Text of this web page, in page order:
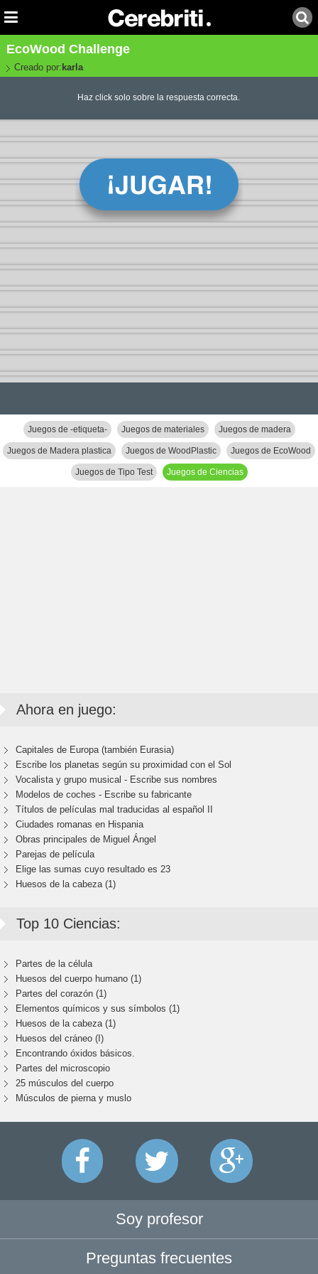
EcoWood Challenge
Creado por: karla
Haz click solo sobre la respuesta correcta.
Juegos de -etiqueta- Juegos de materiales Juegos de madera
Juegos de Madera plastica Juegos de WoodPlastic Juegos de EcoWood
Juegos de Tipo Test Juegos de Ciencias
Ahora en juego:
Capitales de Europa (también Eurasia)
Escribe los planetas según su proximidad con el Sol
Vocalista y grupo musical - Escribe sus nombres
Modelos de coches - Escribe su fabricante
Títulos de películas mal traducidas al español II
Ciudades romanas en Hispania
Obras principales de Miguel Ángel
Parejas de película
Elige las sumas cuyo resultado es 23
Huesos de la cabeza (1)
Top 10 Ciencias:
Partes de la célula
Huesos del cuerpo humano (1)
Partes del corazón (1)
Elementos químicos y sus símbolos (1)
Huesos de la cabeza (1)
Huesos del cráneo (I)
Encontrando óxidos básicos.
Partes del microscopio
25 músculos del cuerpo
Músculos de pierna y muslo
Soy profesor
Preguntas frecuentes